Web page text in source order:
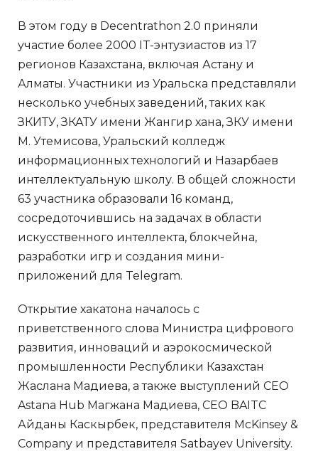
В этом году в Decentrathon 2.0 приняли
участие более 2000 IT-энтузиастов из 17
регионов Казахстана, включая Астану и
Алматы. Участники из Уральска представляли
несколько учебных заведений, таких как
ЗКИТУ, ЗКАТУ имени Жангир хана, ЗКУ имени
М. Утемисова, Уральский колледж
информационных технологий и Назарбаев
интеллектуальную школу. В общей сложности
63 участника образовали 16 команд,
сосредоточившись на задачах в области
искусственного интеллекта, блокчейна,
разработки игр и создания мини-
приложений для Telegram.
Открытие хакатона началось с
приветственного слова Министра цифрового
развития, инноваций и аэрокосмической
промышленности Республики Казахстан
Жаслана Мадиева, а также выступлений CEO
Astana Hub Магжана Мадиева, CEO BAITC
Айданы Каскырбек, представителя McKinsey &
Company и представителя Satbayev University.